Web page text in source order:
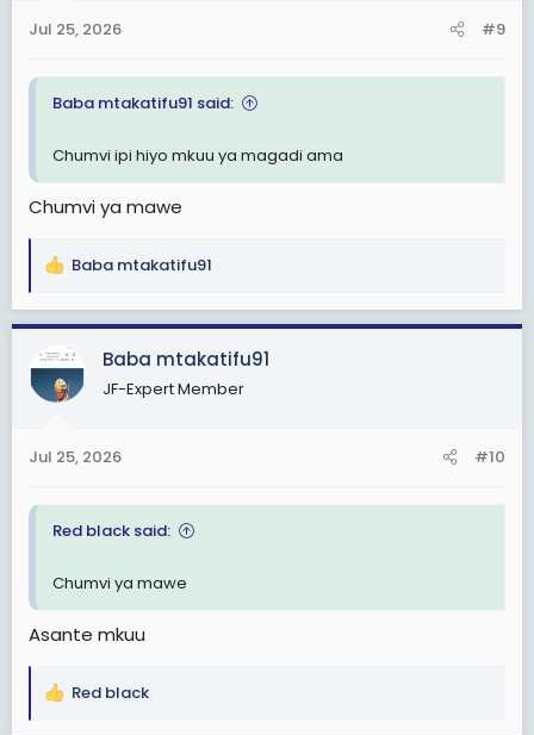
Jul 25, 2026 #9
Baba mtakatifu91 said:
Chumvi ipi hiyo mkuu ya magadi ama
Chumvi ya mawe
R
a
t
i
s
Baba mtakatifu91
Baba mtakatifu91
JF-Expert Member
Jul 25, 2026 #10
Red black said:
Chumvi ya mawe
Asante mkuu
R
Red black